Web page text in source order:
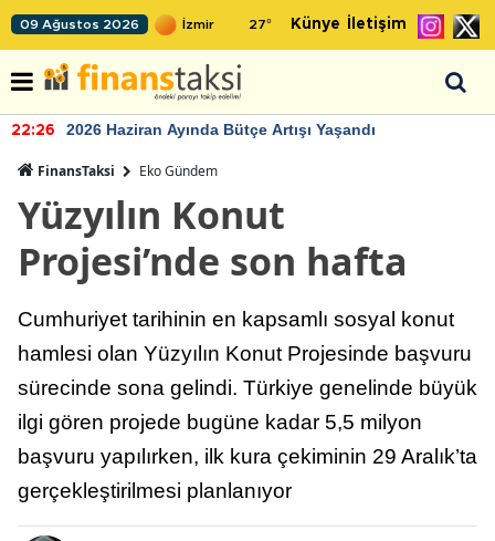
09 Ağustos 2026 27° Künye İletişim
22:26 2026 Haziran Ayında Bütçe Artışı Yaşandı
FinansTaksi Eko Gündem
Yüzyılın Konut
Projesi’nde son hafta
Cumhuriyet tarihinin en kapsamlı sosyal konut
hamlesi olan Yüzyılın Konut Projesinde başvuru
sürecinde sona gelindi. Türkiye genelinde büyük
ilgi gören projede bugüne kadar 5,5 milyon
başvuru yapılırken, ilk kura çekiminin 29 Aralık’ta
gerçekleştirilmesi planlanıyor